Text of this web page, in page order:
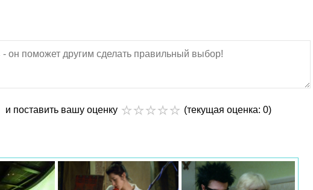
и поставить вашу оценку (текущая оценка: 0)